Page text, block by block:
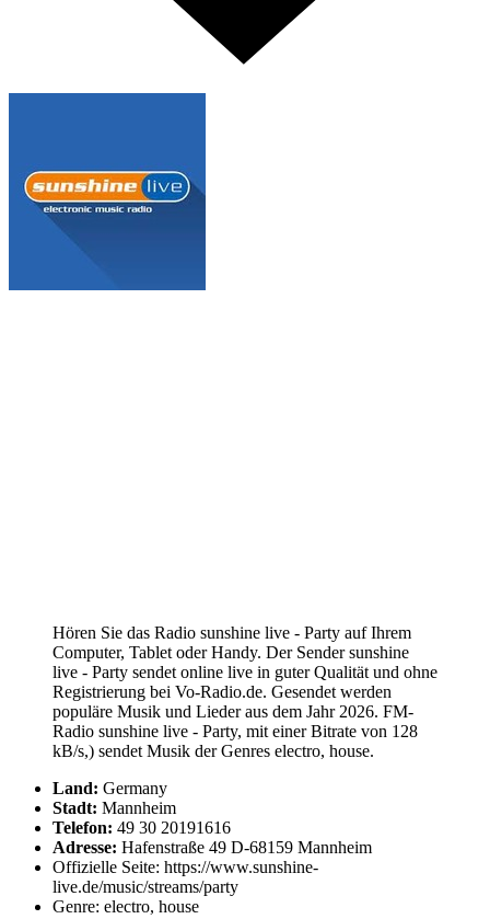
Hören Sie das Radio sunshine live - Party auf Ihrem
Computer, Tablet oder Handy. Der Sender sunshine
live - Party sendet online live in guter Qualität und ohne
Registrierung bei Vo-Radio.de. Gesendet werden
populäre Musik und Lieder aus dem Jahr 2026. FM-
Radio sunshine live - Party, mit einer Bitrate von 128
kB/s,) sendet Musik der Genres electro, house.
Land: Germany
Stadt: Mannheim
Telefon: 49 30 20191616
Adresse: Hafenstraße 49 D-68159 Mannheim
Offizielle Seite: https://www.sunshine-
live.de/music/streams/party
Genre: electro, house